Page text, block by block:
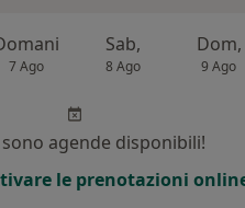
7 Ago
Sab,
8 Ago
Dom,
9 Ago
agende disponibili!
le prenotazioni